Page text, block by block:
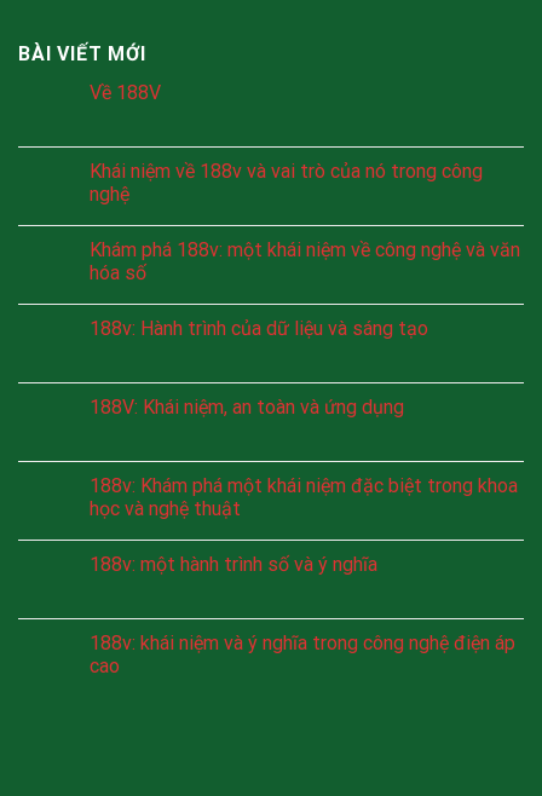
BÀI VIẾT MỚI
Về 188V
Khái niệm về 188v và vai trò của nó trong công
nghệ
Khám phá 188v: một khái niệm về công nghệ và văn
hóa số
188v: Hành trình của dữ liệu và sáng tạo
188V: Khái niệm, an toàn và ứng dụng
188v: Khám phá một khái niệm đặc biệt trong khoa
học và nghệ thuật
188v: một hành trình số và ý nghĩa
188v: khái niệm và ý nghĩa trong công nghệ điện áp
cao